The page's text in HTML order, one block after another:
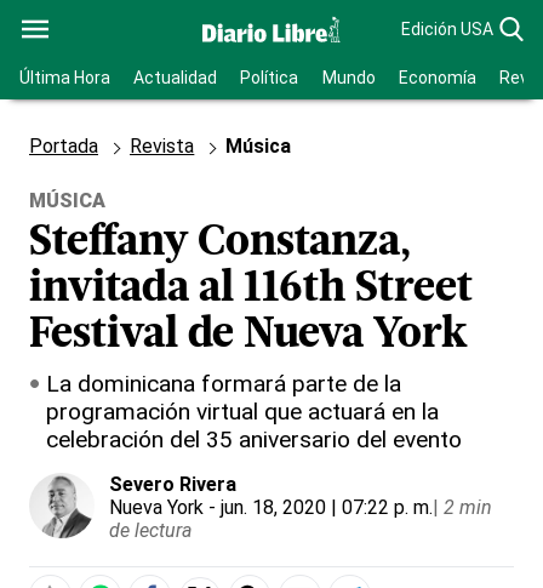
Edición USA
Última Hora Actualidad Política Mundo Economía
Portada Revista Música
MÚSICA
Steffany Constanza,
invitada al 116th Street
Festival de Nueva York
La dominicana formará parte de la
programación virtual que actuará en la
celebración del 35 aniversario del evento
Severo Rivera
Nueva York - jun. 18, 2020 | 07:22 p. m.| 2 min
de lectura